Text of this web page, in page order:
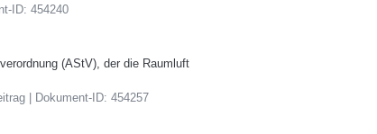
ID: 454240
(AStV), der die Raumluft
| Dokument-ID: 454257